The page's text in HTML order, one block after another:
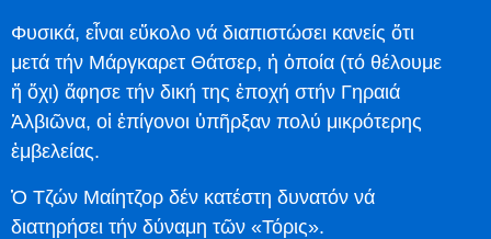
Φυσικά, εἶναι εὔκολο νά διαπιστώσει κανείς ὅτι
μετά τήν Μάργκαρετ Θάτσερ, ἡ ὁποία (τό θέλουμε
ἤ ὄχι) ἄφησε τήν δική της ἐποχή στήν Γηραιά
Ἀλβιῶνα, οἱ ἐπίγονοι ὑπῆρξαν πολύ μικρότερης
ἐμβελείας.
Ὁ Τζών Μαίητζορ δέν κατέστη δυνατόν νά
διατηρήσει τήν δύναμη τῶν «Τόρις».